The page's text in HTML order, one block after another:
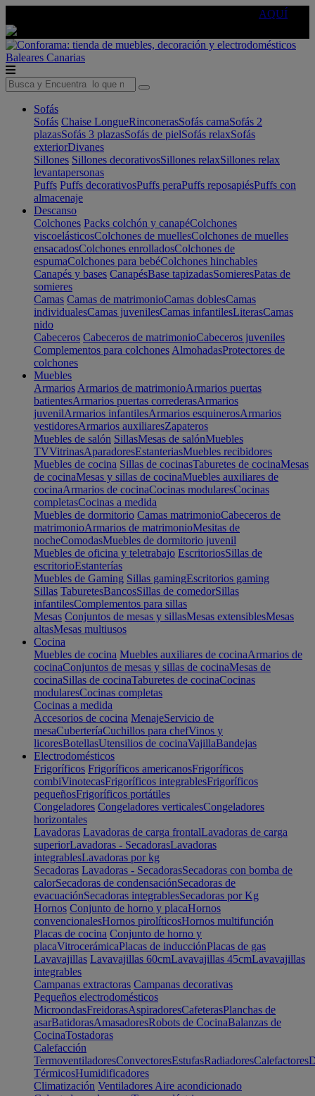
AQUÍ
Baleares Canarias
Sofás
Sofás Chaise LongueRinconerasSofás camaSofás 2
plazasSofás 3 plazasSofás de pielSofás relaxSofás
exteriorDivanes
Sillones Sillones decorativosSillones relaxSillones relax
levantapersonas
Puffs Puffs decorativosPuffs peraPuffs reposapiésPuffs con
almacenaje
Descanso
Colchones Packs colchón y canapéColchones
viscoelásticosColchones de muellesColchones de muelles
ensacadosColchones enrolladosColchones de
espumaColchones para bebéColchones hinchables
Canapés y bases CanapésBase tapizadasSomieresPatas de
somieres
Camas Camas de matrimonioCamas doblesCamas
individualesCamas juvenilesCamas infantilesLiterasCamas
nido
Cabeceros Cabeceros de matrimonioCabeceros juveniles
Complementos para colchones AlmohadasProtectores de
colchones
Muebles
Armarios Armarios de matrimonioArmarios puertas
batientesArmarios puertas correderasArmarios
juvenilArmarios infantilesArmarios esquinerosArmarios
vestidoresArmarios auxiliaresZapateros
Muebles de salón SillasMesas de salónMuebles
TVVitrinasAparadoresEstanteriasMuebles recibidores
Muebles de cocina Sillas de cocinasTaburetes de cocinaMesas
de cocinaMesas y sillas de cocinaMuebles auxiliares de
cocinaArmarios de cocinaCocinas modularesCocinas
completasCocinas a medida
Muebles de dormitorio Camas matrimonioCabeceros de
matrimonioArmarios de matrimonioMesitas de
nocheComodasMuebles de dormitorio juvenil
Muebles de oficina y teletrabajo EscritoriosSillas de
escritorioEstanterías
Muebles de Gaming Sillas gamingEscritorios gaming
Sillas TaburetesBancosSillas de comedorSillas
infantilesComplementos para sillas
Mesas Conjuntos de mesas y sillasMesas extensiblesMesas
altasMesas multiusos
Cocina
Muebles de cocina Muebles auxiliares de cocinaArmarios de
cocinaConjuntos de mesas y sillas de cocinaMesas de
cocinaSillas de cocinaTaburetes de cocinaCocinas
modularesCocinas completas
Cocinas a medida
Accesorios de cocina MenajeServicio de
mesaCuberteríaCuchillos para chefVinos y
licoresBotellasUtensilios de cocinaVajillaBandejas
Electrodomésticos
Frigoríficos Frigoríficos americanosFrigoríficos
combiVinotecasFrigoríficos integrablesFrigoríficos
pequeñosFrigoríficos portátiles
Congeladores Congeladores verticalesCongeladores
horizontales
Lavadoras Lavadoras de carga frontalLavadoras de carga
superiorLavadoras - SecadorasLavadoras
integrablesLavadoras por kg
Secadoras Lavadoras - SecadorasSecadoras con bomba de
calorSecadoras de condensaciónSecadoras de
evacuaciónSecadoras integrablesSecadoras por Kg
Hornos Conjunto de horno y placaHornos
convencionalesHornos pirolíticosHornos multifunción
Placas de cocina Conjunto de horno y
placaVitrocerámicaPlacas de inducciónPlacas de gas
Lavavajillas Lavavajillas 60cmLavavajillas 45cmLavavajillas
integrables
Campanas extractoras Campanas decorativas
Pequeños electrodomésticos
MicroondasFreidorasAspiradoresCafeterasPlanchas de
asarBatidorasAmasadoresRobots de CocinaBalanzas de
CocinaTostadoras
Calefacción
TermoventiladoresConvectoresEstufasRadiadoresCalefactores
TérmicosHumidificadores
Climatización Ventiladores Aire acondicionado